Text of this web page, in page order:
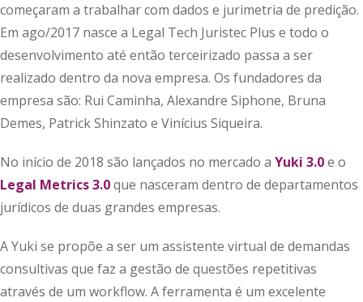
começaram a trabalhar com dados e jurimetria de predição.
Em ago/2017 nasce a Legal Tech Juristec Plus e todo o
desenvolvimento até então terceirizado passa a ser
realizado dentro da nova empresa. Os fundadores da
empresa são: Rui Caminha, Alexandre Siphone, Bruna
Demes, Patrick Shinzato e Vinícius Siqueira.
No início de 2018 são lançados no mercado a Yuki 3.0e o
Legal Metrics 3.0que nasceram dentro de departamentos
jurídicos de duas grandes empresas.
A Yuki se propõe a ser um assistente virtual de demandas
consultivas que faz a gestão de questões repetitivas
através de um workflow. A ferramenta é um excelente